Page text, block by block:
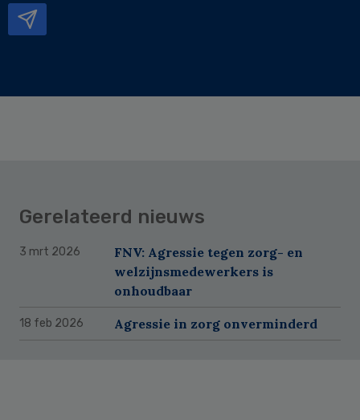
Gerelateerd nieuws
3 mrt 2026
FNV: Agressie tegen zorg- en
welzijnsmedewerkers is
onhoudbaar
18 feb 2026 Agressie in zorg onverminderd